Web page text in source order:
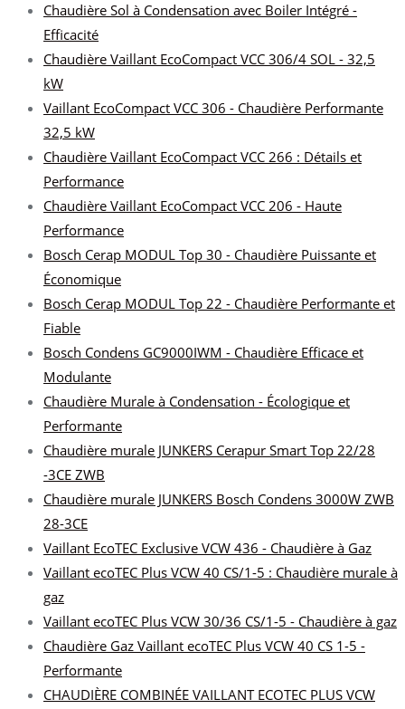
Chaudière Sol à Condensation avec Boiler Intégré -
Efficacité
Chaudière Vaillant EcoCompact VCC 306/4 SOL - 32,5
kW
Vaillant EcoCompact VCC 306 - Chaudière Performante
32,5 kW
Chaudière Vaillant EcoCompact VCC 266 : Détails et
Performance
Chaudière Vaillant EcoCompact VCC 206 - Haute
Performance
Bosch Cerap MODUL Top 30 - Chaudière Puissante et
Économique
Bosch Cerap MODUL Top 22 - Chaudière Performante et
Fiable
Bosch Condens GC9000IWM - Chaudière Efficace et
Modulante
Chaudière Murale à Condensation - Écologique et
Performante
Chaudière murale JUNKERS Cerapur Smart Top 22/28
-3CE ZWB
Chaudière murale JUNKERS Bosch Condens 3000W ZWB
28-3CE
Vaillant EcoTEC Exclusive VCW 436 - Chaudière à Gaz
Vaillant ecoTEC Plus VCW 40 CS/1-5 : Chaudière murale à
gaz
Vaillant ecoTEC Plus VCW 30/36 CS/1-5 - Chaudière à gaz
Chaudière Gaz Vaillant ecoTEC Plus VCW 40 CS 1-5 -
Performante
CHAUDIÈRE COMBINÉE VAILLANT ECOTEC PLUS VCW